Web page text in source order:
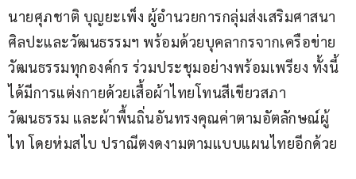
นายศุภชาติ บุญยะเพ็ง ผู้อำนวยการกลุ่มส่งเสริมศาสนา
ศิลปะและวัฒนธรรมฯ พร้อมด้วยบุคลากรจากเครือข่าย
วัฒนธรรมทุกองค์กร ร่วมประชุมอย่างพร้อมเพรียง ทั้งนี้
ได้มีการแต่งกายด้วยเสื้อผ้าไทยโทนสีเขียวสภา
วัฒนธรรม และผ้าพื้นถิ่นอันทรงคุณค่าตามอัตลักษณ์ผู้
ไท โดยห่มสไบ ปราณีตงดงามตามแบบแผนไทยอีกด้วย